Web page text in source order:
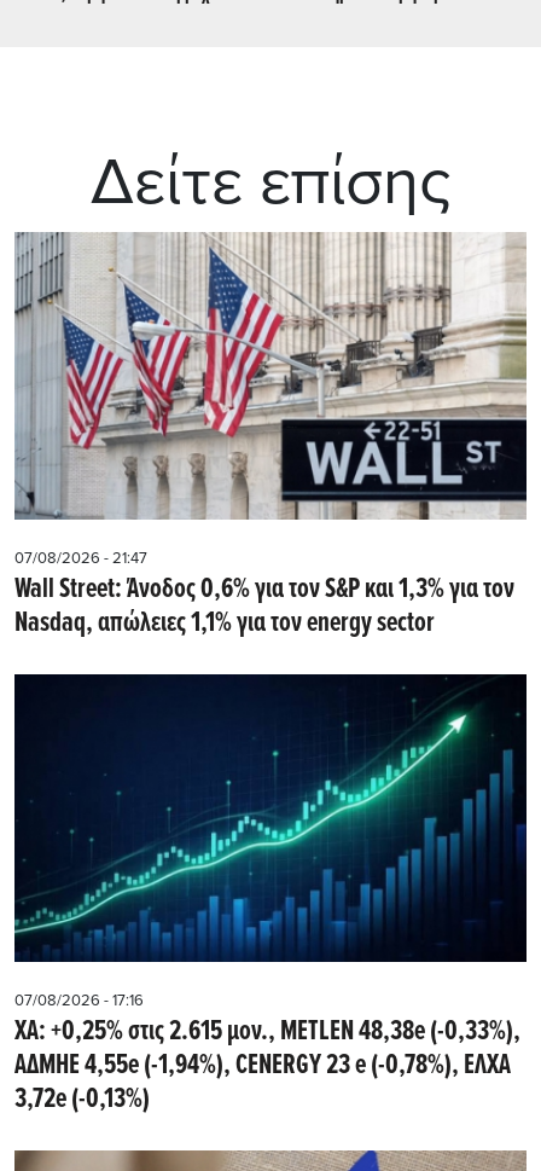
Δείτε επίσης
07/08/2026 - 21:47
Wall Street: Άνοδος 0,6% για τον S&P και 1,3% για τον
Nasdaq, απώλειες 1,1% για τον energy sector
07/08/2026 - 17:16
ΧΑ: +0,25% στις 2.615 μον., METLEN 48,38e (-0,33%),
ΑΔΜΗΕ 4,55e (-1,94%), CENERGY 23 e (-0,78%), ΕΛΧΑ
3,72e (-0,13%)